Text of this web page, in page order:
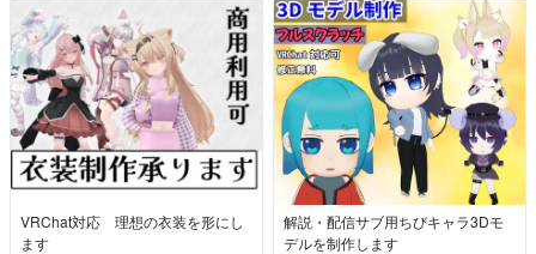
VRChat対応 理想の衣装を形にし
ます
解説・配信サブ用ちびキャラ3Dモ
デルを制作します